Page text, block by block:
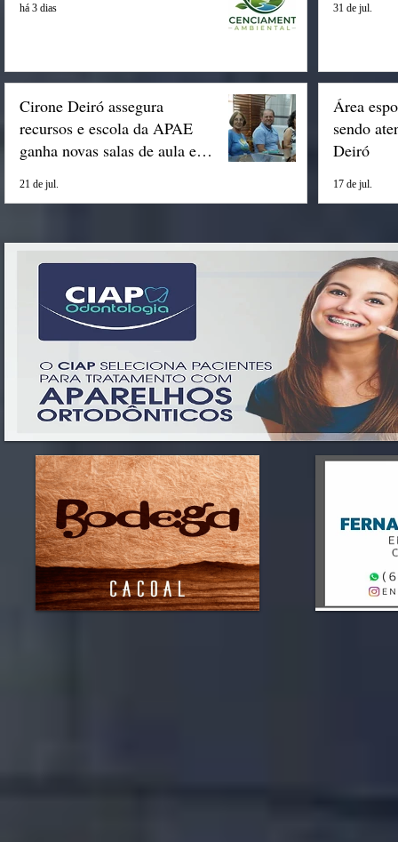
há 3 dias 31 de jul.
Cirone Deiró assegura
recursos e escola da APAE
ganha novas salas de aula em
21 de jul.
Área
sendo
Deiró
17 de jul.